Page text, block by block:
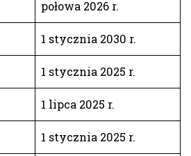
połowa 2026 r.
1 stycznia 2030 r.
1 stycznia 2025 r.
1 lipca 2025 r.
1 stycznia 2025 r.